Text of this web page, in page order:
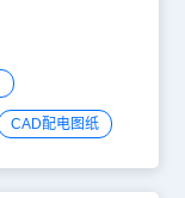
CAD配电图纸